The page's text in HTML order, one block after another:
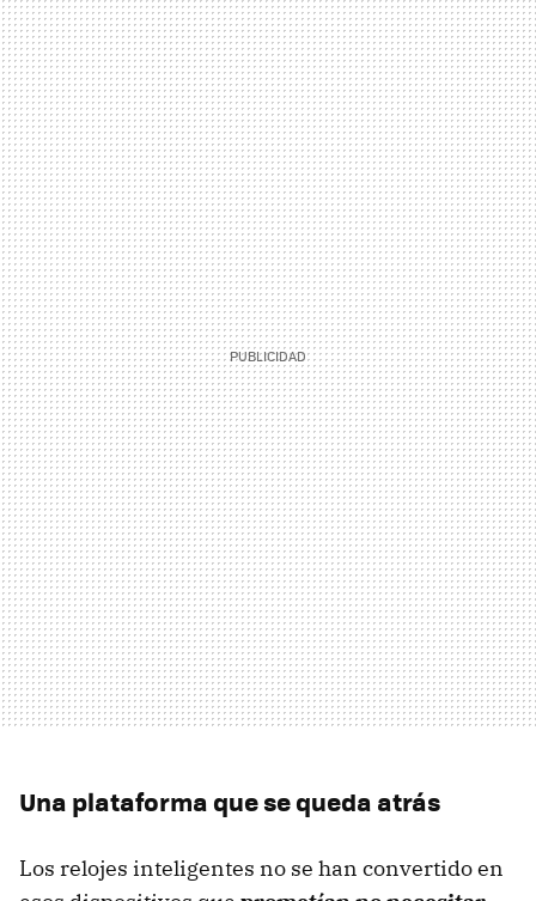
Una plataforma que se queda atrás
Los relojes inteligentes no se han convertido en